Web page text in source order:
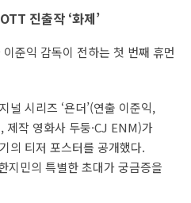
진출작 ‘화제’
이준익 감독이 전하는 첫 번째 휴먼
널 시리즈 ‘욘더’(연출 이준익,
제작 영화사 두둥·CJ ENM)가
의 티저 포스터를 공개했다.
지민의 특별한 초대가 궁금증을